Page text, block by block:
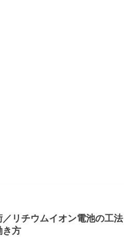
リチウムイオン電池の工
き方